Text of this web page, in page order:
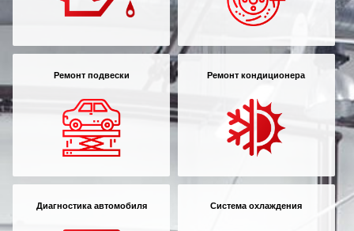
Ремонт подвески Ремонт кондиционера
Диагностика автомобиля Система охлаждения